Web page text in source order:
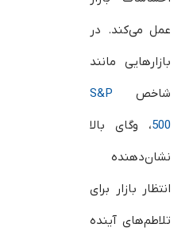
عمل می‌کند. در
بازارهایی مانند
شاخص S&P
500، وگای بالا
نشان‌دهنده
انتظار بازار برای
تلاطم‌های آینده